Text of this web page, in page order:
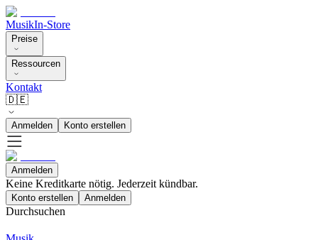
MusikIn-Store
Preise
Ressourcen
Kontakt
🇩🇪
Anmelden Konto erstellen
Anmelden
Keine Kreditkarte nötig. Jederzeit kündbar.
Konto erstellen Anmelden
Durchsuchen